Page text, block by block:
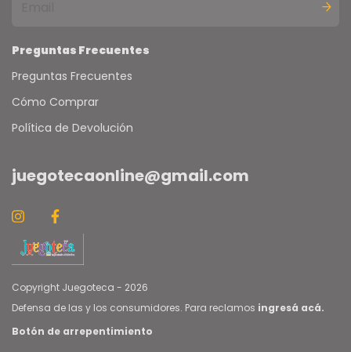
Preguntas Frecuentes
Preguntas Frecuentes
Cómo Comprar
Política de Devolución
juegotecaonline@gmail.com
Copyright Juegoteca - 2026
Defensa de las y los consumidores. Para reclamos ingresá acá.
Botón de arrepentimiento